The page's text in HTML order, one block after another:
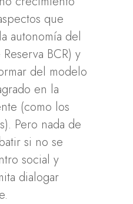
que
autonomía del
BCR) y
del modelo
en la
(como los
Pero nada de
si no se
social y
dialogar